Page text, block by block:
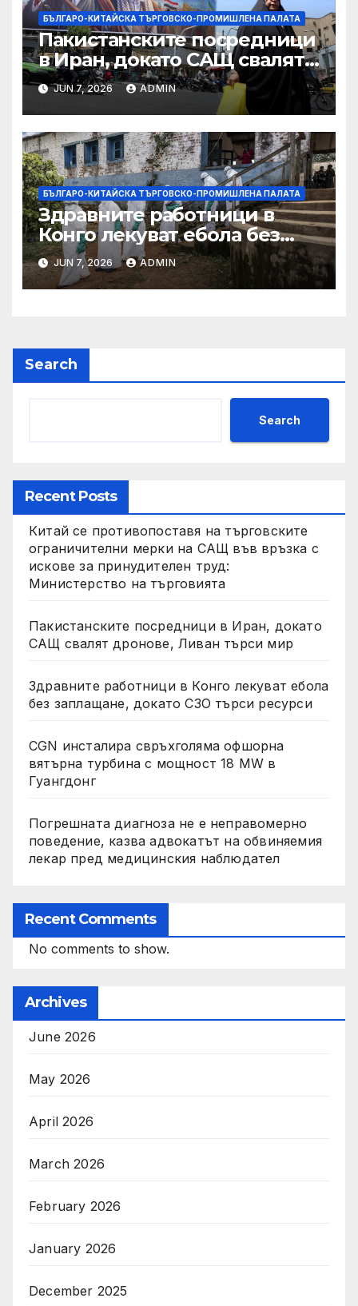
БЪЛГАРО-КИТАЙСКА ТЪРГОВСКО-ПРОМИШЛЕНА ПАЛАТА
Пакистанските посредници
в Иран, докато САЩ свалят
дронове, Ливан търси мир
JUN 7, 2026 ADMIN
БЪЛГАРО-КИТАЙСКА ТЪРГОВСКО-ПРОМИШЛЕНА ПАЛАТА
Здравните работници в
Конго лекуват ебола без
заплащане, докато СЗО
търси ресурси
JUN 7, 2026 ADMIN
Search
Search
Recent Posts
Китай се противопоставя на търговските
ограничителни мерки на САЩ във връзка с
искове за принудителен труд:
Министерство на търговията
Пакистанските посредници в Иран, докато
САЩ свалят дронове, Ливан търси мир
Здравните работници в Конго лекуват ебола
без заплащане, докато СЗО търси ресурси
CGN инсталира свръхголяма офшорна
вятърна турбина с мощност 18 MW в
Гуангдонг
Погрешната диагноза не е неправомерно
поведение, казва адвокатът на обвиняемия
лекар пред медицинския наблюдател
Recent Comments
No comments to show.
Archives
June 2026
May 2026
April 2026
March 2026
February 2026
January 2026
December 2025